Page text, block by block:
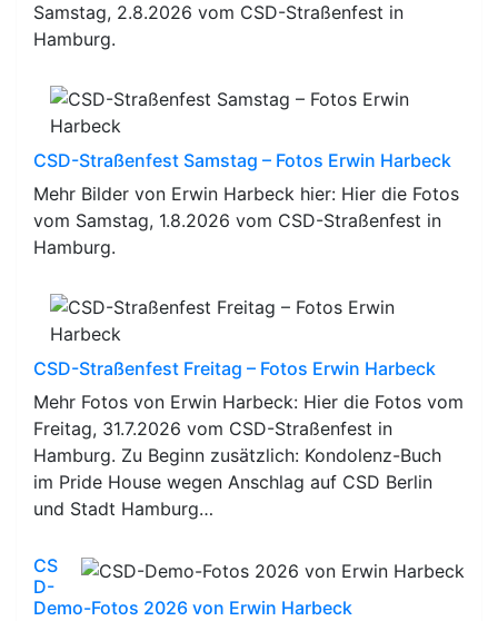
Samstag, 2.8.2026 vom CSD-Straßenfest in
Hamburg.
CSD-Straßenfest Samstag – Fotos Erwin Harbeck
Mehr Bilder von Erwin Harbeck hier: Hier die Fotos
vom Samstag, 1.8.2026 vom CSD-Straßenfest in
Hamburg.
CSD-Straßenfest Freitag – Fotos Erwin Harbeck
Mehr Fotos von Erwin Harbeck: Hier die Fotos vom
Freitag, 31.7.2026 vom CSD-Straßenfest in
Hamburg. Zu Beginn zusätzlich: Kondolenz-Buch
im Pride House wegen Anschlag auf CSD Berlin
und Stadt Hamburg…
CS
D-
Demo-Fotos 2026 von Erwin Harbeck